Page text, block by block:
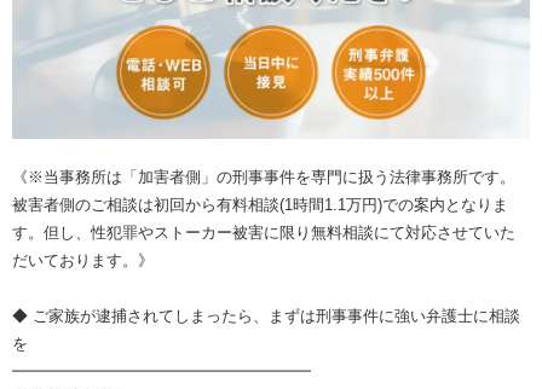
《※当事務所は「加害者側」の刑事事件を専門に扱う法律事務所です。
被害者側のご相談は初回から有料相談(1時間1.1万円)での案内となりま
す。但し、性犯罪やストーカー被害に限り無料相談にて対応させていた
だいております。》
◆ ご家族が逮捕されてしまったら、まずは刑事事件に強い弁護士に相談
を
━━━━━━━━━━━━━━━━━━━